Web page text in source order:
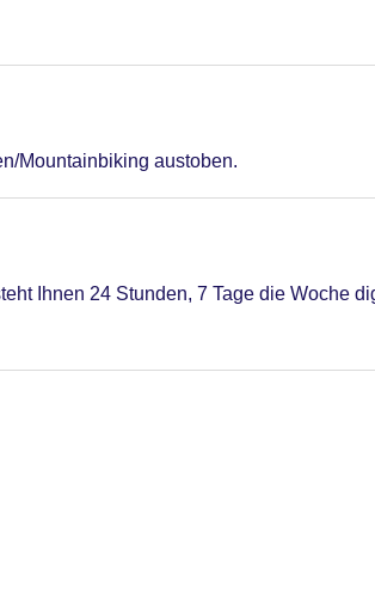
Mountainbiking austoben.
Ihnen 24 Stunden, 7 Tage die Woche